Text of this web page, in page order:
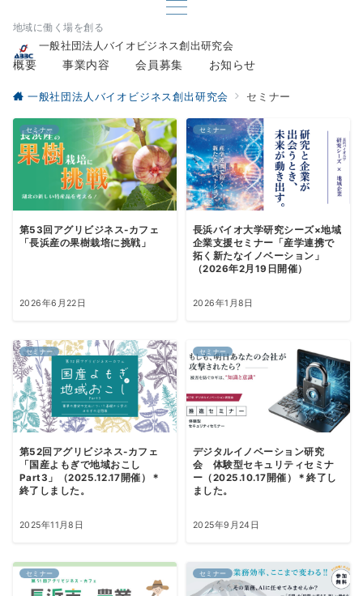
地域に働く場を創る
一般社団法人バイオビジネス創出研究会
概要 事業内容 会員募集 お知らせ
一般社団法人バイオビジネス創出研究会 セミナー
セミナー
第53回アグリビジネス-カフェ
「長浜産の果樹栽培に挑戦」
2026年6月22日
セミナー
長浜バイオ大学研究シーズ×地域
企業支援セミナー「産学連携で
拓く新たなイノベーション」
（2026年2月19日開催）
2026年1月8日
セミナー
第52回アグリビジネス-カフェ
「国産よもぎで地域おこし
Part3」（2025.12.17開催）＊
終了しました。
2025年11月8日
セミナー
デジタルイノベーション研究
会 体験型セキュリティセミナ
ー（2025.10.17開催）＊終了し
ました。
2025年9月24日
セミナー セミナー